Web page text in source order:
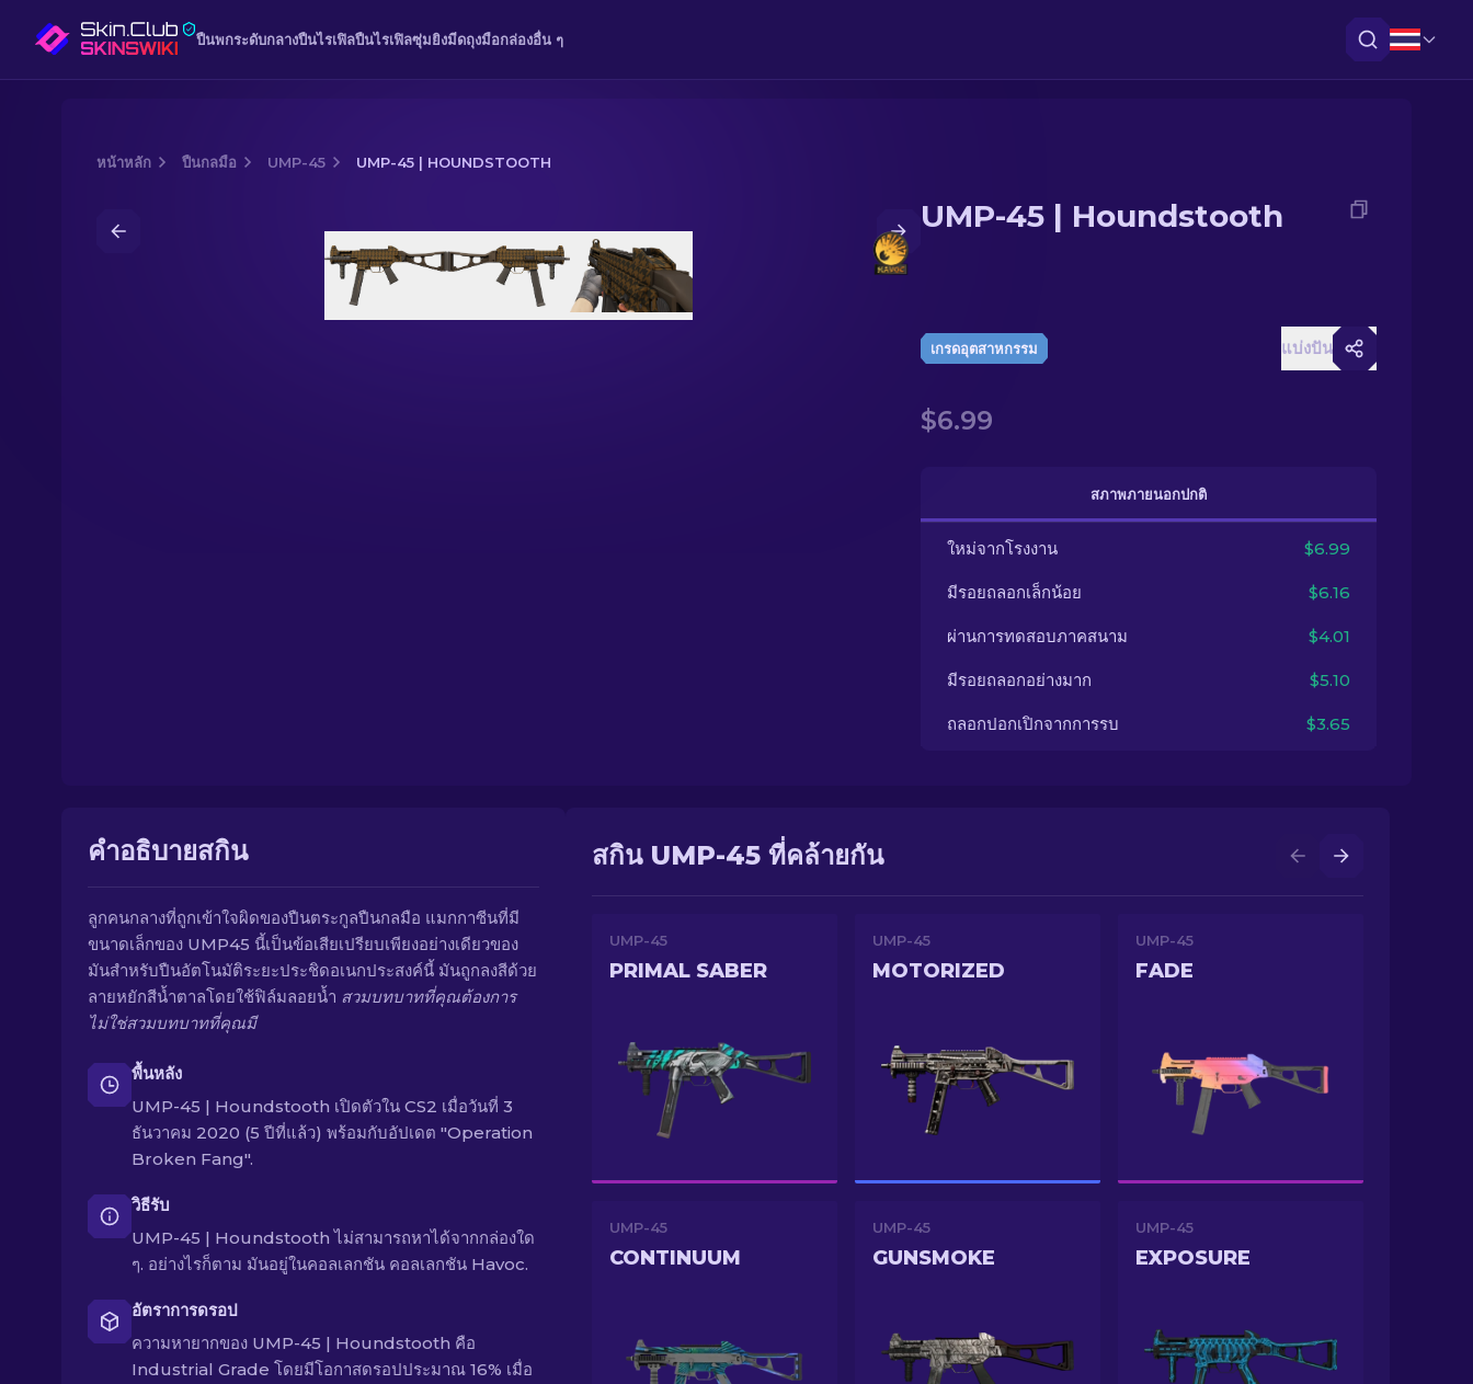
ปืนพกระดับกลางปืนไรเฟิลปืนไรเฟิลซุ่มยิงมีดถุงมือกล่องอื่น ๆ
หน้าหลัก ปืนกลมือ UMP-45 UMP-45 | HOUNDSTOOTH
UMP-45 | Houndstooth
UMP-45 | Houndstooth
เกรดอุตสาหกรรม แบ่งปัน
$6.99
สภาพภายนอกปกติ
ใหม่จากโรงงาน $6.99
มีรอยถลอกเล็กน้อย $6.16
ผ่านการทดสอบภาคสนาม $4.01
มีรอยถลอกอย่างมาก $5.10
ถลอกปอกเปิกจากการรบ $3.65
คำอธิบายสกิน
ลูกคนกลางที่ถูกเข้าใจผิดของปืนตระกูลปืนกลมือ แมกกาซีนที่มี
ขนาดเล็กของ UMP45 นี้เป็นข้อเสียเปรียบเพียงอย่างเดียวของ
มันสำหรับปืนอัตโนมัติระยะประชิดอเนกประสงค์นี้ มันถูกลงสีด้วย
ลายหยักสีน้ำตาลโดยใช้ฟิล์มลอยน้ำ สวมบทบาทที่คุณต้องการ
ไม่ใช่สวมบทบาทที่คุณมี
พื้นหลัง
UMP-45 | Houndstooth เปิดตัวใน CS2 เมื่อวันที่ 3
ธันวาคม 2020 (5 ปีที่แล้ว) พร้อมกับอัปเดต "Operation
Broken Fang".
วิธีรับ
UMP-45 | Houndstooth ไม่สามารถหาได้จากกล่องใด
ๆ. อย่างไรก็ตาม มันอยู่ในคอลเลกชัน คอลเลกชัน Havoc.
อัตราการดรอป
ความหายากของ UMP-45 | Houndstooth คือ
Industrial Grade โดยมีโอกาสดรอปประมาณ 16% เมื่อ
สกิน UMP-45 ที่คล้ายกัน
UMP-45
PRIMAL SABER
UMP-45
MOTORIZED
UMP-45
FADE
UMP-45
CONTINUUM
UMP-45
GUNSMOKE
UMP-45
EXPOSURE